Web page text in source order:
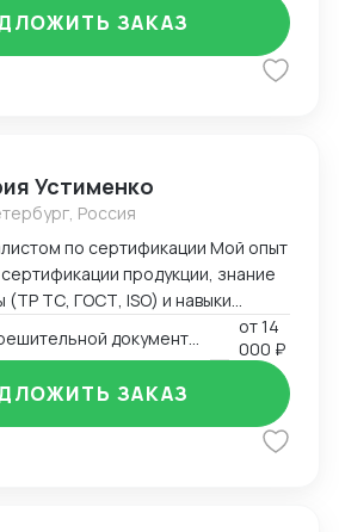
ЗАКАЗ
Устименко
Россия
по сертификации Мой опыт
продукции, знание
(ТР ТС, ГОСТ, ISO) и навыки
решать задачи по
продукции
Оформляю
и консультирую по
от14
000 ₽
ЗАКАЗ